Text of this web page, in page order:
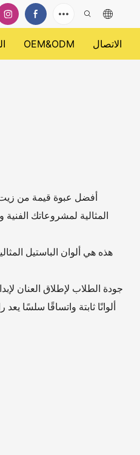
OEM&ODM الاتصال
أفضل عبوة قيمة من زيت
المثالية لمشروعاتك
جودة الطلاب لإطلاق العنان
ألوانًا ثابتة واتساقًا سلسًا